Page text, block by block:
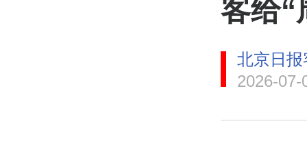
客给“
北京日
2026-07-